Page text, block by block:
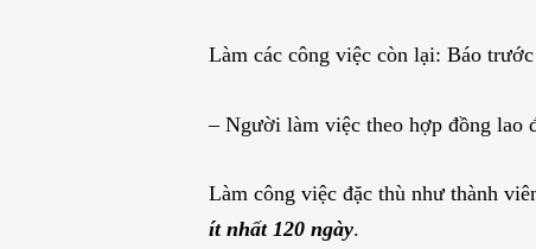
Làm các công việc còn lại: Báo trước
– Người làm việc theo hợp đồng lao
Làm công việc đặc thù như thành
ít nhất 120 ngày.